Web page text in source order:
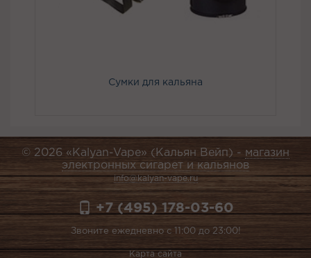
Сумки для кальяна
© 2026 «Kalyan-Vape» (Кальян Вейп) - магазин
электронных сигарет и кальянов
info@kalyan-vape.ru
+7 (495) 178-03-60
Звоните ежедневно с 11:00 до 23:00!
Карта сайта